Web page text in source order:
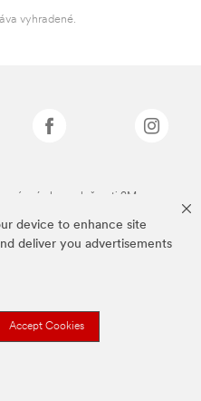
device to enhance site
deliver you advertisements
Accept Cookies
vyhradené.
známky spoločnosti 3M.